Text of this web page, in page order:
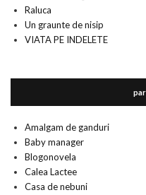
Raluca
Un graunte de nisip
VIATA PE INDELETE
Amalgam de ganduri
Baby manager
Blogonovela
Calea Lactee
Casa de nebuni